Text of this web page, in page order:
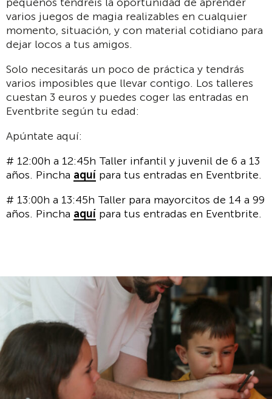
varios juegos de magia realizables en cualquier
momento, situación, y con material cotidiano para
dejar locos a tus amigos.
Solo necesitarás un poco de práctica y tendrás
varios imposibles que llevar contigo. Los talleres
cuestan 3 euros y puedes coger las entradas en
Eventbrite según tu edad:
Apúntate aquí:
# 12:00h a 12:45h Taller infantil y juvenil de 6 a 13
años. Pincha aquí para tus entradas en Eventbrite.
# 13:00h a 13:45h Taller para mayorcitos de 14 a 99
años. Pincha aquí para tus entradas en Eventbrite.